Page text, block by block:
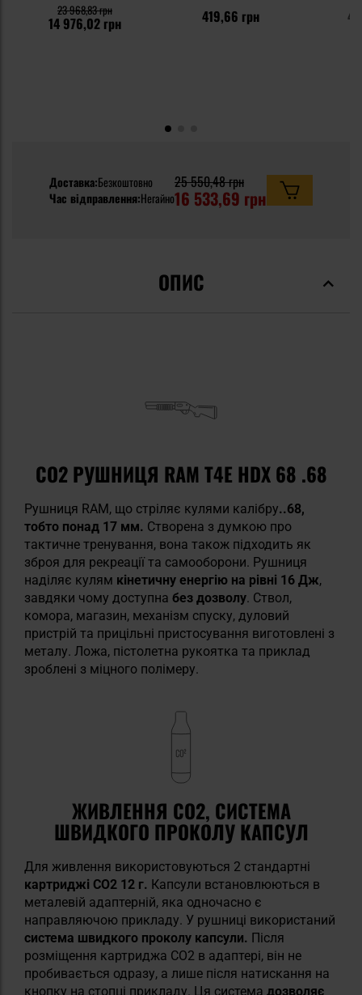
14 976,02 грн
23 968,83 грн 419,66 грн
Доставка:Безкоштовно
Час відправлення:Негайно
25 550,48 грн
16 533,69 грн
ОПИС
CO2 РУШНИЦЯ RAM T4E HDX 68 .68
Рушниця RAM, що стріляє кулями калібру..68,
тобто понад 17 мм. Створена з думкою про
тактичне тренування, вона також підходить як
зброя для рекреації та самооборони. Рушниця
наділяє кулям кінетичну енергію на рівні 16 Дж,
завдяки чому доступна без дозволу. Ствол,
комора, магазин, механізм спуску, дуловий
пристрій та прицільні пристосування виготовлені з
металу. Ложа, пістолетна рукоятка та приклад
зроблені з міцного полімеру.
ЖИВЛЕННЯ CO2, СИСТЕМА
ШВИДКОГО ПРОКОЛУ КАПСУЛ
Для живлення використовуються 2 стандартні
картриджі CO2 12 г. Капсули встановлюються в
металевій адаптерній, яка одночасно є
направляючою прикладу. У рушниці використаний
система швидкого проколу капсули. Після
розміщення картриджа CO2 в адаптері, він не
пробивається одразу, а лише після натискання на
кнопку на стопці прикладу. Ця система дозволяє